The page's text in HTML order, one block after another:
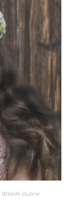
Wianki ślubne